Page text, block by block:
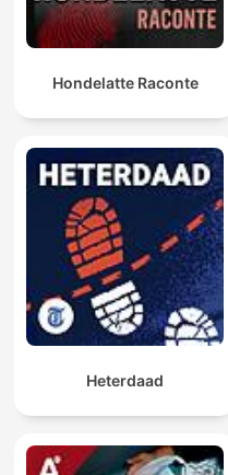
Hondelatte Raconte
Heterdaad